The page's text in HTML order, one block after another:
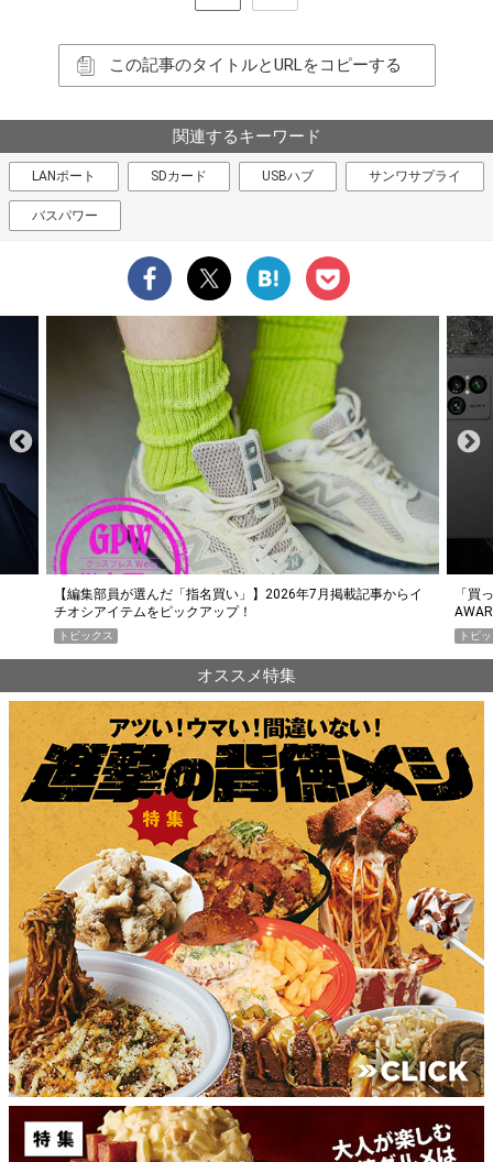
この記事のタイトルとURLをコピーする
関連するキーワード
LANポート SDカード USBハブ サンワサプライ
バスパワー
「買って損なし」の極上スマホ5選【GoodsPress 2026上半期
AWARD】
トピックス
薄着
PR
オススメ特集